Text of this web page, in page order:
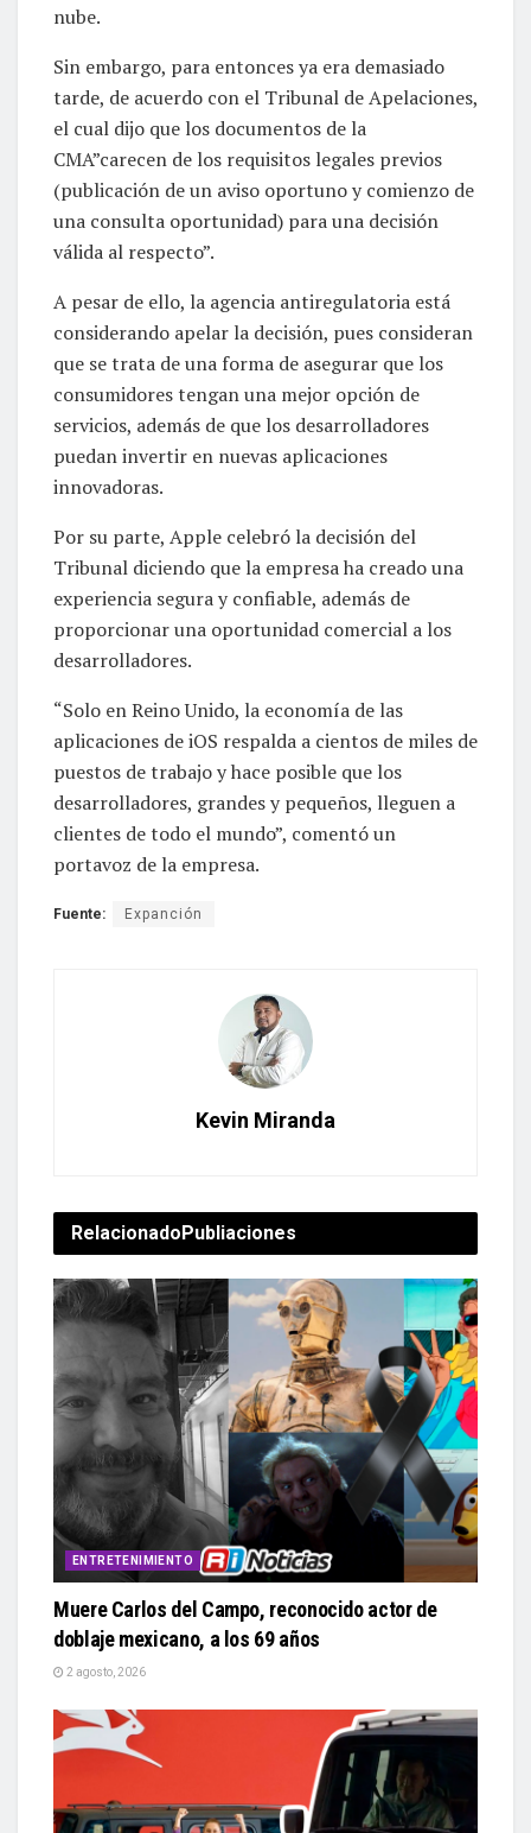
nube.
Sin embargo, para entonces ya era demasiado
tarde, de acuerdo con el Tribunal de Apelaciones,
el cual dijo que los documentos de la
CMA”carecen de los requisitos legales previos
(publicación de un aviso oportuno y comienzo de
una consulta oportunidad) para una decisión
válida al respecto”.
A pesar de ello, la agencia antiregulatoria está
considerando apelar la decisión, pues consideran
que se trata de una forma de asegurar que los
consumidores tengan una mejor opción de
servicios, además de que los desarrolladores
puedan invertir en nuevas aplicaciones
innovadoras.
Por su parte, Apple celebró la decisión del
Tribunal diciendo que la empresa ha creado una
experiencia segura y confiable, además de
proporcionar una oportunidad comercial a los
desarrolladores.
“Solo en Reino Unido, la economía de las
aplicaciones de iOS respalda a cientos de miles de
puestos de trabajo y hace posible que los
desarrolladores, grandes y pequeños, lleguen a
clientes de todo el mundo”, comentó un
portavoz de la empresa.
Fuente: Expanción
Kevin Miranda
RelacionadoPubliaciones
ENTRETENIMIENTO
Muere Carlos del Campo, reconocido actor de
doblaje mexicano, a los 69 años
2 agosto, 2026